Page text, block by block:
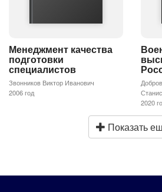
Менеджмент качества
подготовки
специалистов
Звонников Виктор Иванович
2006 год
2020
Показать